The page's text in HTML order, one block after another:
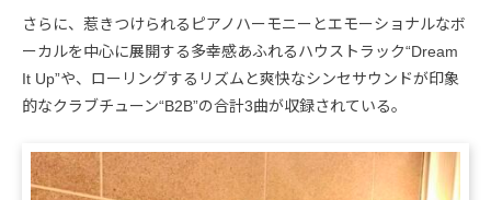
さらに、惹きつけられるピアノハーモニーとエモーショナルなボ
ーカルを中心に展開する多幸感あふれるハウストラック“Dream
It Up”や、ローリングするリズムと爽快なシンセサウンドが印象
的なクラブチューン“B2B”の合計3曲が収録されている。